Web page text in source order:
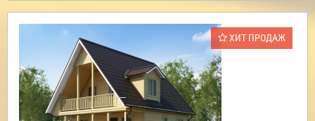
ХИТ ПРОДАЖ